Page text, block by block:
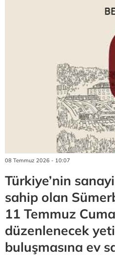
08 Temmuz 2026 - 10:07
Türkiye’nin
sahip olan
11 Temmuz
düzenlenecek
buluşmasına ev